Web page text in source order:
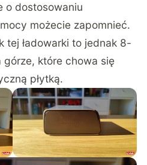
o dostosowaniu
możecie zapomnieć.
tej ładowarki to jednak 8-
górze, które chowa się
płytką.